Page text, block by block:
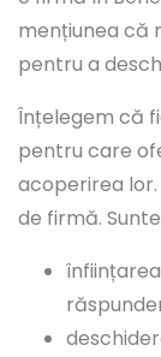
mențiunea că
pentru a
Înțelegem că
pentru care
acoperirea
de firmă.